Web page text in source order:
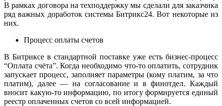
В рамках договора на техподдержку мы сделали для заказчика
ряд важных доработок системы Битрикс24. Вот некоторые из
них.
Процесс оплаты счетов
В Битриксе в стандартной поставке уже есть бизнес-процесс
“Оплата счёта”. Когда необходимо что-то оплатить, сотрудник
запускает процесс, заполняет параметры (кому платим, за что
платим), далее — на согласование и в финотдел. Каждый
вносит какую-то информацию, по итогу формируется единый
реестр оплаченных счетов со всей информацией.